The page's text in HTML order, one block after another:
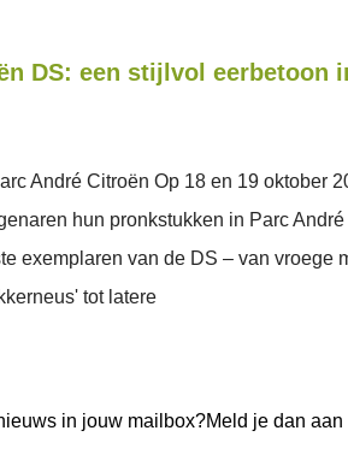
DS: een stijlvol eerbetoon
André Citroën Op 18 en 19 oktober
hun pronkstukken in Parc
exemplaren van de DS – van vroege
tot latere
in jouw mailbox?Meld je dan aan